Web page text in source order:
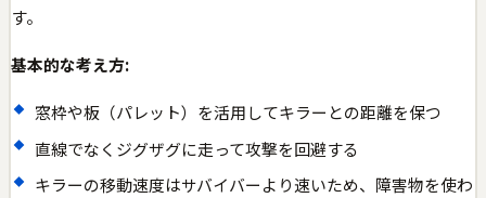
す。
基本的な考え方:
窓枠や板（パレット）を活用してキラーとの距離を保つ
直線でなくジグザグに走って攻撃を回避する
キラーの移動速度はサバイバーより速いため、障害物を使わ